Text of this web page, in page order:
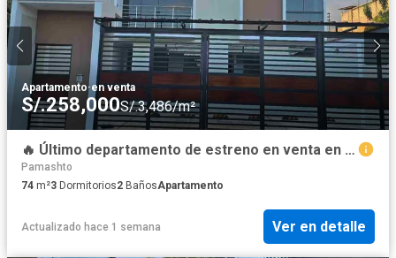
Apartamento·en venta
S/.258,000S/.3,486/m²
🔥 Último departamento de estreno en venta en Tarapoto | Entrega inmediata | S/258,000
Pamashto
74 m²3 Dormitorios2 BañosApartamento
Actualizado hace 1 semana Ver en detalle